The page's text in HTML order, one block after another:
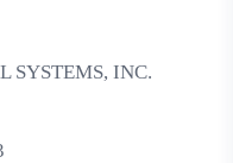
SYSTEMS, INC.